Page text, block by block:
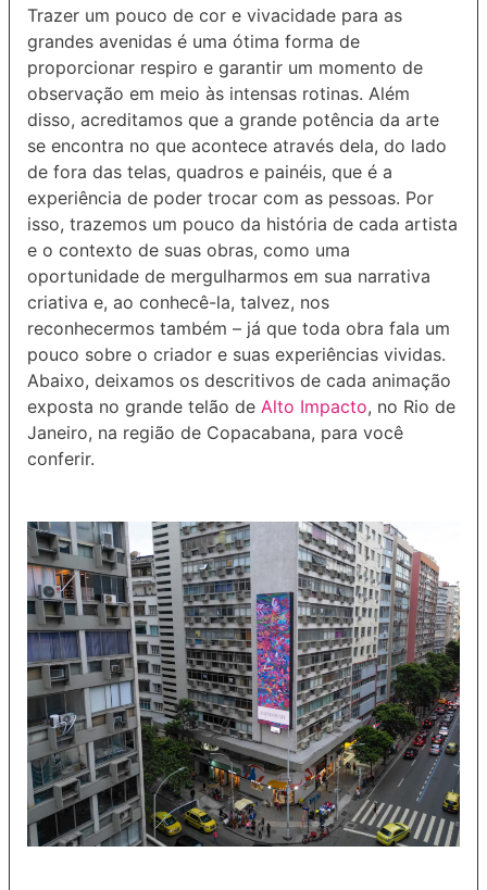
Trazer um pouco de cor e vivacidade para as
grandes avenidas é uma ótima forma de
proporcionar respiro e garantir um momento de
observação em meio às intensas rotinas. Além
disso, acreditamos que a grande potência da arte
se encontra no que acontece através dela, do lado
de fora das telas, quadros e painéis, que é a
experiência de poder trocar com as pessoas. Por
isso, trazemos um pouco da história de cada artista
e o contexto de suas obras, como uma
oportunidade de mergulharmos em sua narrativa
criativa e, ao conhecê-la, talvez, nos
reconhecermos também – já que toda obra fala um
pouco sobre o criador e suas experiências vividas.
Abaixo, deixamos os descritivos de cada animação
exposta no grande telão de Alto Impacto, no Rio de
Janeiro, na região de Copacabana, para você
conferir.